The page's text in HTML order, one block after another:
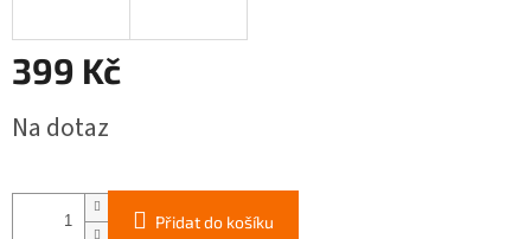
399 Kč
cena:
Na dotaz
Přidat do košíku